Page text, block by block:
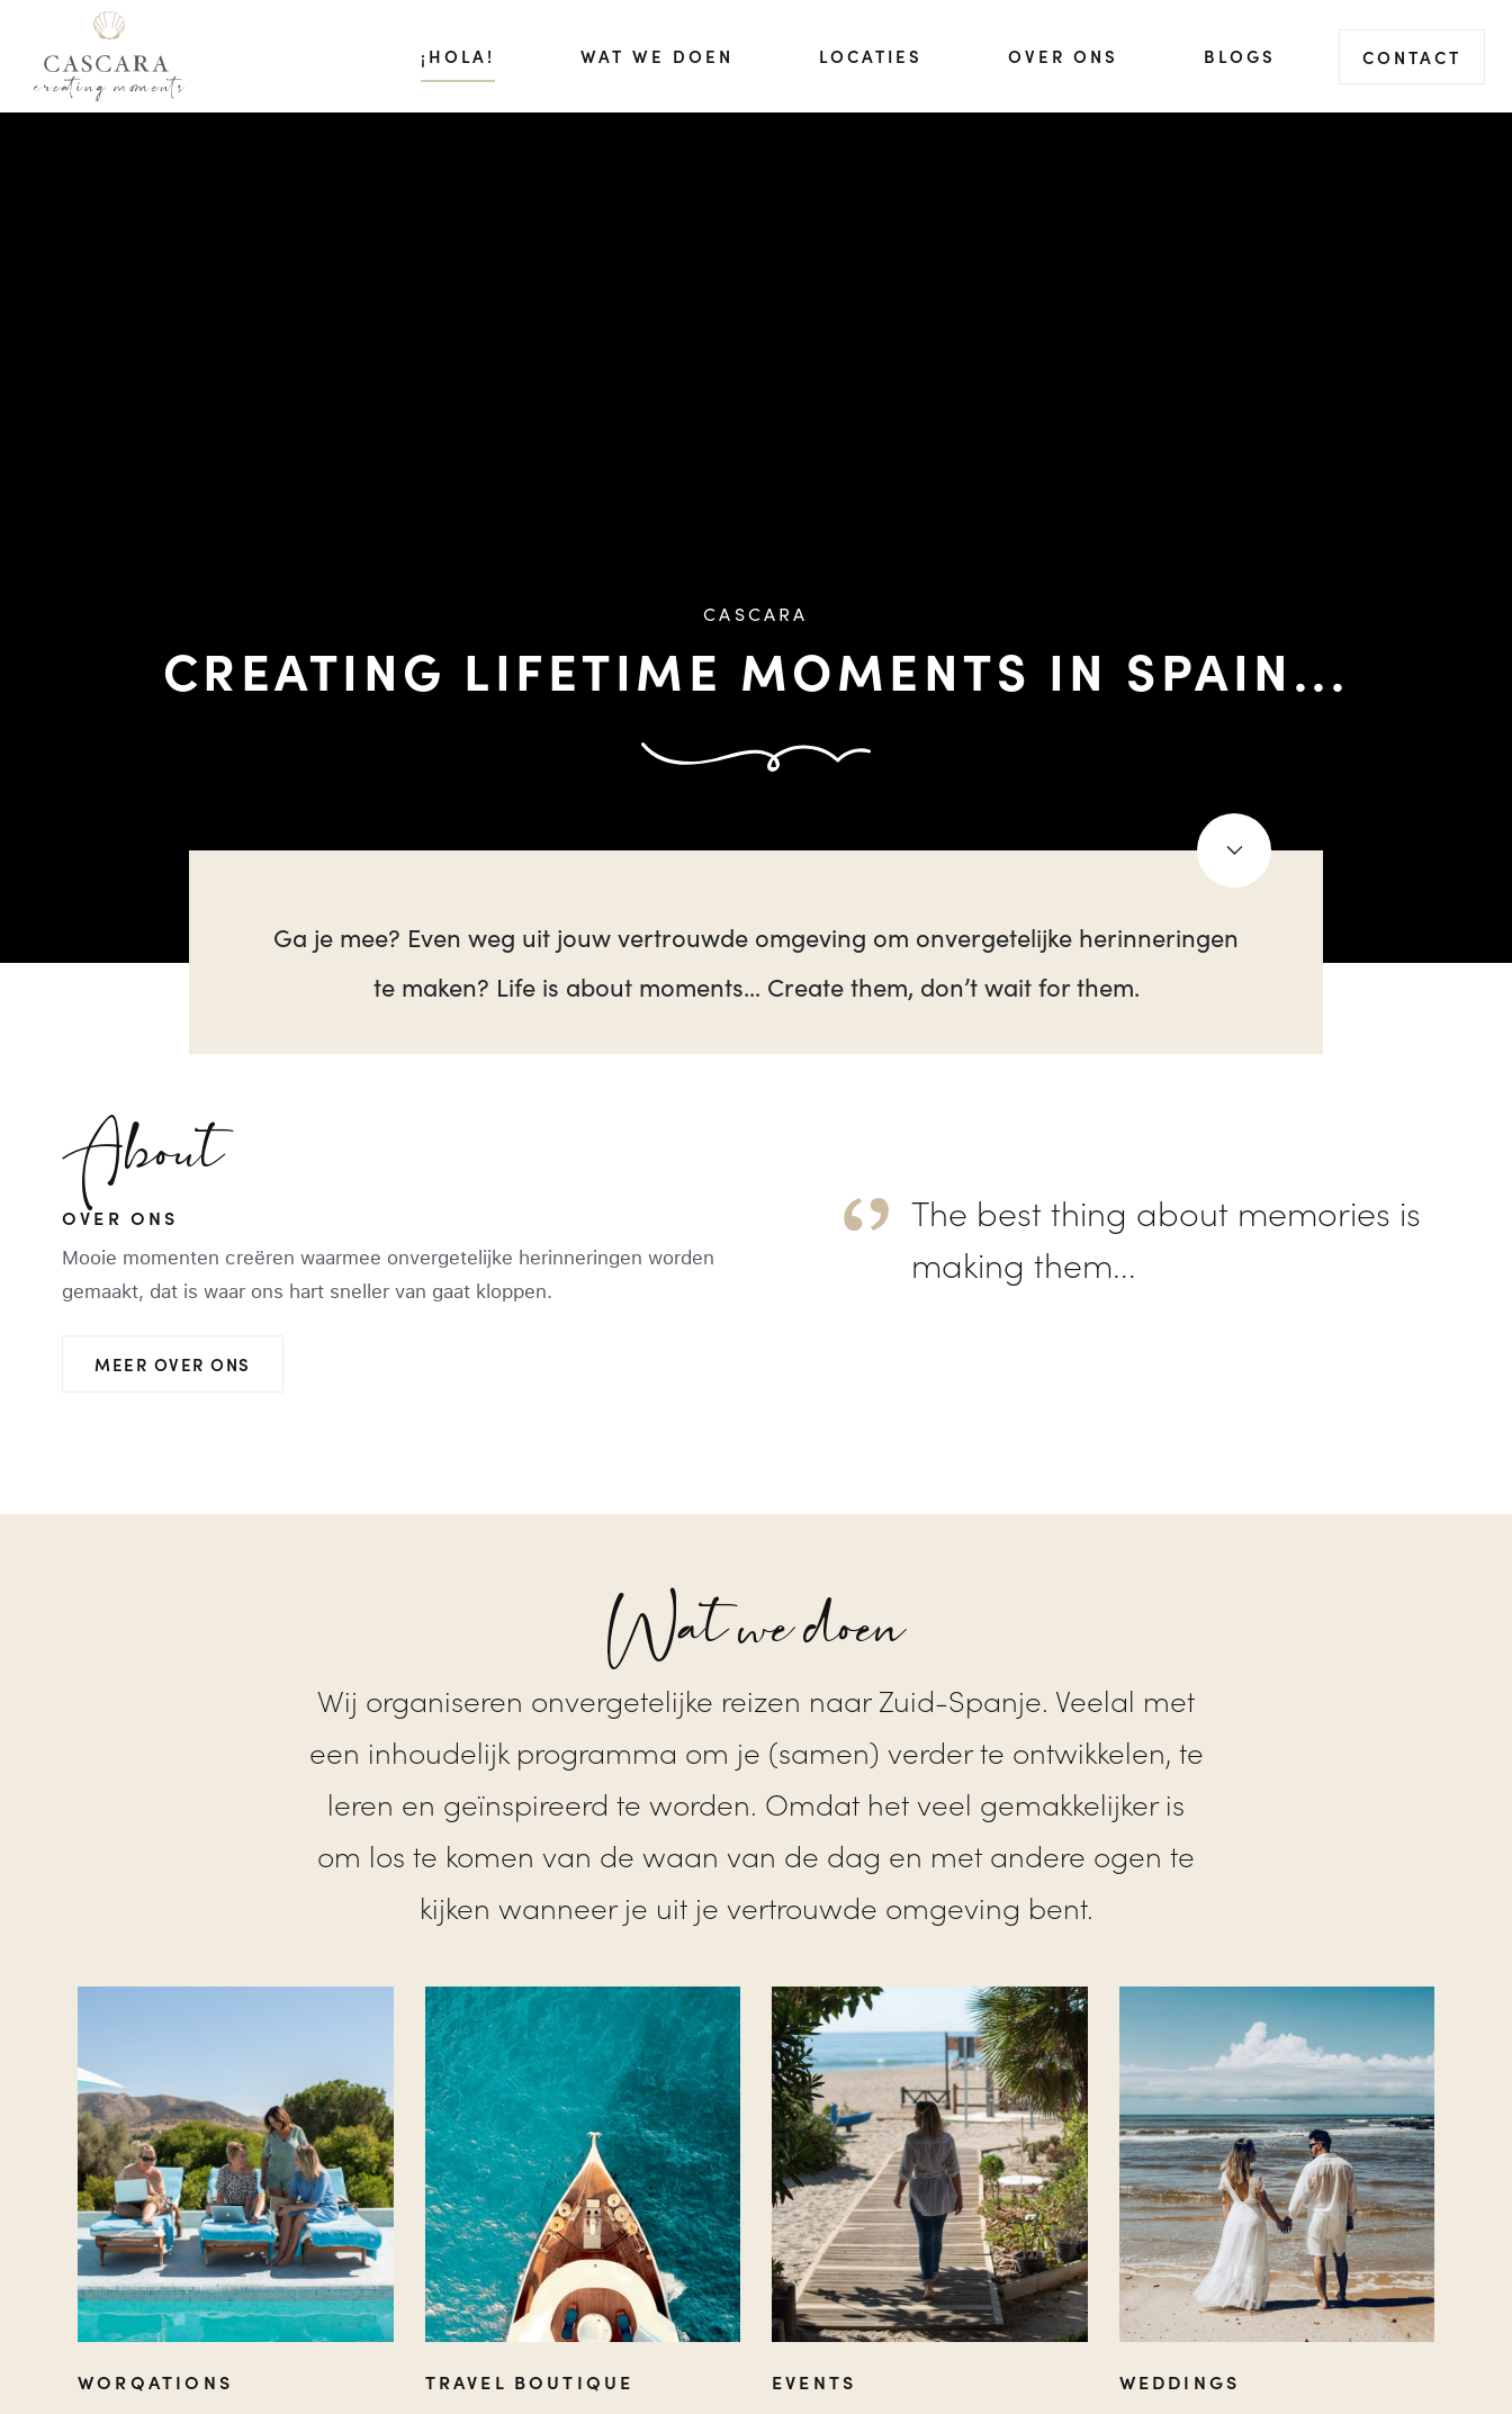
¡HOLA! WAT WE DOEN LOCATIES OVER ONS BLOGS CONTACT
CASCARA
CREATING LIFETIME MOMENTS IN SPAIN...
Ga je mee? Even weg uit jouw vertrouwde omgeving om onvergetelijke herinneringen
te maken? Life is about moments… Create them, don’t wait for them.
About
OVER ONS
Mooie momenten creëren waarmee onvergetelijke herinneringen worden
gemaakt, dat is waar ons hart sneller van gaat kloppen.
MEER OVER ONS
The best thing about memories is
making them...
Wat we doen
Wij organiseren onvergetelijke reizen naar Zuid-Spanje. Veelal met
een inhoudelijk programma om je (samen) verder te ontwikkelen, te
leren en geïnspireerd te worden. Omdat het veel gemakkelijker is
om los te komen van de waan van de dag en met andere ogen te
kijken wanneer je uit je vertrouwde omgeving bent.
WORQATIONS TRAVEL BOUTIQUE EVENTS WEDDINGS